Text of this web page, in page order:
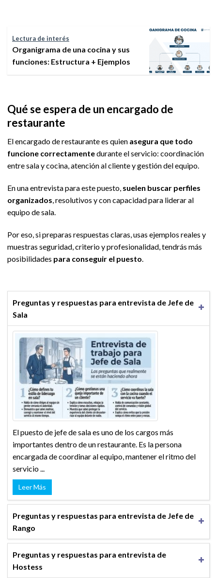
Lectura de interés
Organigrama de una cocina y sus
funciones: Estructura + Ejemplos
Qué se espera de un encargado de
restaurante
El encargado de restaurante es quien asegura que todo
funcione correctamentedurante el servicio: coordinación
entre sala y cocina, atención al cliente y gestión del equipo.
En una entrevista para este puesto, suelen buscar perfiles
organizados, resolutivos y con capacidad para liderar al
equipo de sala.
Por eso, si preparas respuestas claras, usas ejemplos reales y
muestras seguridad, criterio y profesionalidad, tendrás más
posibilidades para conseguir el puesto
Preguntas y respuestas para entrevista de Jefe de
Sala
El puesto de jefe de sala es uno de los cargos más
importantes dentro de un restaurante. Es la persona
encargada de coordinar al equipo, mantener el ritmo del
servicio ...
Leer Más
Preguntas y respuestas para entrevista de Jefe de
Rango
Preguntas y respuestas para entrevista de
Hostess